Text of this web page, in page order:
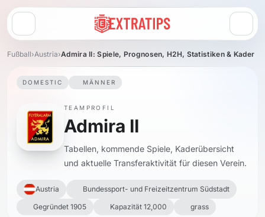
Menü öffnen
Fußball›Austria›Admira II: Spiele, Prognosen, H2H, Statistiken & Kader
DOMESTIC MÄNNER
TEAMPROFIL
Admira II
Tabellen, kommende Spiele, Kaderübersicht
und aktuelle Transferaktivität für diesen Verein.
Austria
Bundessport- und Freizeitzentrum Südstadt
Gegründet 1905
Kapazität 12,000 grass